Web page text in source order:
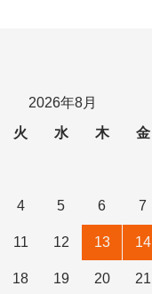
2026年8月
火 水 木 金
4 5 6 7
11 12 13 14
18 19 20 21